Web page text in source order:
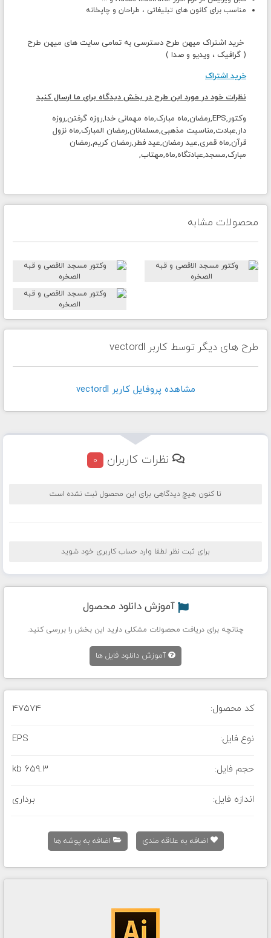
مناسب برای کانون های تبلیغاتی ، طراحان و چاپخانه
خرید اشتراک میهن طرح دسترسی به تمامی سایت های میهن طرح
( گرافیک ، ویدیو و صدا )
خرید اشتراک
نظرات خود در مورد این طرح در بخش دیدگاه برای ما ارسال کنید
وکتور,EPS,رمضان,ماه مبارک,ماه مهمانی خدا,روزه گرفتن,روزه
دار,عبادت,مناسیت مذهبی,مسلمانان,رمضان المبارک,ماه نزول
قرآن,ماه قمری,عید رمضان,عید فطر,رمضان کریم,رمضان
مبارک,مسجد,عبادتگاه,ماه,مهتاب,
محصولات مشابه
طرح های دیگر توسط کاربر vectordl
مشاهده پروفايل کاربر vectordl
نظرات کاربران 0
تا کنون هیچ دیدگاهی برای این محصول ثبت نشده است
برای ثبت نظر لطفا وارد حساب کاربری خود شوید
آموزش دانلود محصول
چنانچه برای دریافت محصولات مشکلی دارید این بخش را بررسی کنید.
آموزش دانلود فایل ها
کد محصول: 47574
نوع فایل: EPS
حجم فایل: 659.3 kb
اندازه فایل: برداری
اضافه به علاقه مندی اضافه به پوشه ها